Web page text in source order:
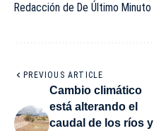
Redacción de De Último Minuto
PREVIOUS ARTICLE
Cambio climático
está alterando el
caudal de los ríos y